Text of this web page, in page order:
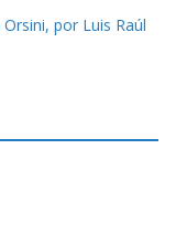
Orsini, por Luis Raúl